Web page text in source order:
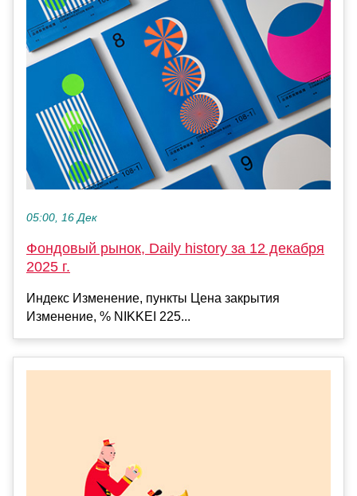
05:00, 16 Дек
Фондовый рынок, Daily history за 12 декабря
2025 г.
Индекс Изменение, пункты Цена закрытия
Изменение, % NIKKEI 225...